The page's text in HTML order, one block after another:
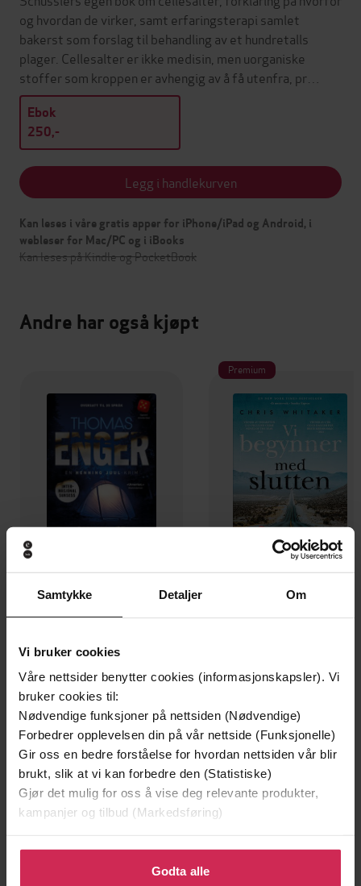
Samtykke Detaljer Om
Vi bruker cookies
Våre nettsider benytter cookies (informasjonskapsler). Vi
bruker cookies til:
Nødvendige funksjoner på nettsiden (Nødvendige)
Forbedrer opplevelsen din på vår nettside (Funksjonelle)
Gir oss en bedre forståelse for hvordan nettsiden vår blir
brukt, slik at vi kan forbedre den (Statistiske)
Gjør det mulig for oss å vise deg relevante produkter,
kampanjer og tilbud (Markedsføring)
Klikk på «Godta alle» for å gi oss ditt samtykke til å
bruke cookies for alle disse formålene. Du kan også
Godta alle
og hvordan de virker, samt erfaringsterapi samlet
bakerst som forslag til behandling av et hundretalls
plager. Cellesalter er ikke medisin, men uorganiske
stoffer som kroppen er avhengig av å få utenfra, pr…
Ebok
250,-
Legg i handlekurven
Kan leses i våre gratis apper for iPhone/iPad og Android, i
webleser for Mac/PC og i iBooks
Kan leses på Kindle og PocketBook
Andre har også kjøpt
109,-
Thomas Enger
EBOK
Premium
89,-
EBOK
Undertittel
"Hvem Hva Hvorfor Hvordan"
Cellesalter
Forfattere Johanne Dahl(redaktør)
Forlag Boat and Beauty
12.11.2019